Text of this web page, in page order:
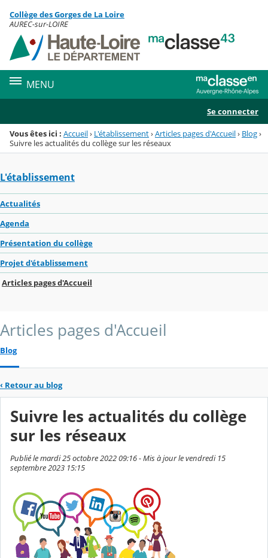
Menu de la rubrique
Contenu
Collège des Gorges de La Loire
AUREC-sur-LOIRE
MENU
Se connecter
Vous êtes ici : Accueil› L'établissement›Articles pages d'Accueil› Blog›
Suivre les actualités du collège sur les réseaux
L'établissement
Actualités
Agenda
Présentation du collège
Projet d'établissement
Articles pages d'Accueil
Articles pages d'Accueil
Blog
‹ Retour au blog
Suivre les actualités du collège
sur les réseaux
Publié le mardi 25 octobre 2022 09:16 - Mis à jour le vendredi 15
septembre 2023 15:15